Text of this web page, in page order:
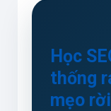
Học
thống
mẹo